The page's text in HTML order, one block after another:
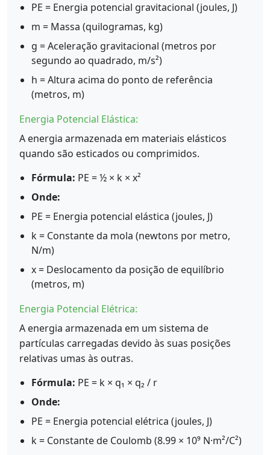
PE = Energia potencial gravitacional (joules, J)
m = Massa (quilogramas, kg)
g = Aceleração gravitacional (metros por
segundo ao quadrado, m/s²)
h = Altura acima do ponto de referência
(metros, m)
Energia Potencial Elástica:
A energia armazenada em materiais elásticos
quando são esticados ou comprimidos.
Fórmula: PE = ½ × k × x²
Onde:
PE = Energia potencial elástica (joules, J)
k = Constante da mola (newtons por metro,
N/m)
x = Deslocamento da posição de equilíbrio
(metros, m)
Energia Potencial Elétrica:
A energia armazenada em um sistema de
partículas carregadas devido às suas posições
relativas umas às outras.
Fórmula: PE = k × q₁ × q₂ / r
Onde:
PE = Energia potencial elétrica (joules, J)
k = Constante de Coulomb (8.99 × 10⁹ N·m²/C²)